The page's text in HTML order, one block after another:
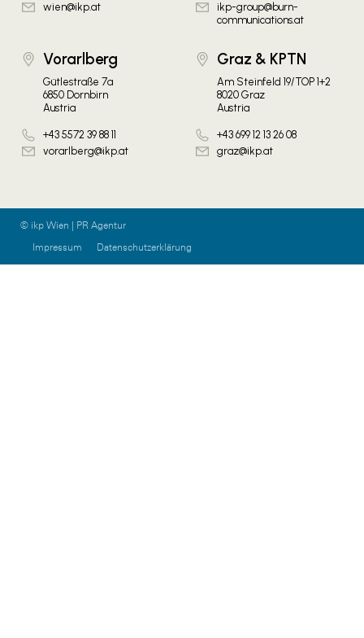
wien@ikp.at
ikp-group@burn-
communications.at
Vorarlberg
Gütlestraße 7a
6850 Dornbirn
Austria
+43 5572 39 88 11
vorarlberg@ikp.at
Graz & KPTN
Am Steinfeld 19/TOP 1+2
8020 Graz
Austria
+43 699 12 13 26 08
graz@ikp.at
© ikp Wien | PR Agentur
Impressum
Datenschutzerklärung